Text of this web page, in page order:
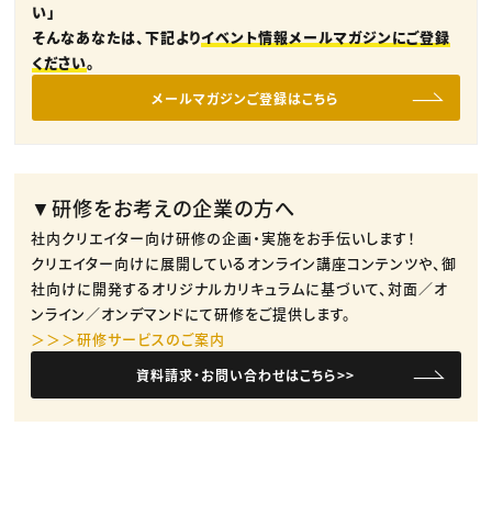
い」
そんなあなたは、下記よりイベント情報メールマガジンにご登録
ください。
メールマガジンご登録はこちら
▼研修をお考えの企業の方へ
社内クリエイター向け研修の企画・実施をお手伝いします！
クリエイター向けに展開しているオンライン講座コンテンツや、御
社向けに開発するオリジナルカリキュラムに基づいて、対面／オ
ンライン／オンデマンドにて研修をご提供します。
＞＞＞研修サービスのご案内
資料請求・お問い合わせはこちら>>